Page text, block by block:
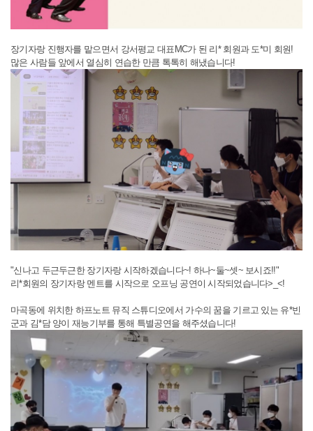
장기자랑 진행자를 맡으면서 강서평교 대표MC가 된 리* 회원과 도*미 회원!
많은 사람들 앞에서 열심히 연습한 만큼 톡톡히 해냈습니다!
"신나고 두근두근한 장기자랑 시작하겠습니다~! 하나~둘~셋~ 보시죠!!"
리*회원의 장기자랑 멘트를 시작으로 오프닝 공연이 시작되었습니다>_<!
마곡동에 위치한 하프노트 뮤직 스튜디오에서 가수의 꿈을 기르고 있는 유*빈
군과 김*담 양이 재능기부를 통해 특별공연을 해주셨습니다!